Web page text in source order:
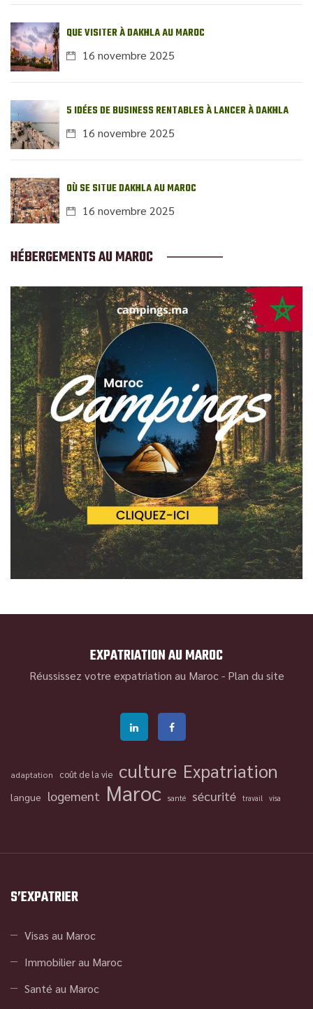
QUE VISITER À DAKHLA AU MAROC
16 novembre 2025
5 IDÉES DE BUSINESS RENTABLES À LANCER À DAKHLA
16 novembre 2025
OÙ SE SITUE DAKHLA AU MAROC
16 novembre 2025
HÉBERGEMENTS AU MAROC
EXPATRIATION AU MAROC
Réussissez votre expatriation au Maroc - Plan du site
adaptation coût de la vie culture Expatriation
langue logement Maroc santé sécurité travail visa
S’EXPATRIER
Visas au Maroc
Immobilier au Maroc
Santé au Maroc